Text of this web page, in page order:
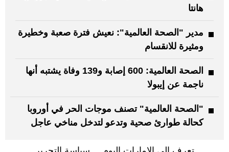
هانتا
مدير "الصحة العالمية": نعيش فترة صعبة وخطيرة
ومثيرة للانقسام
الصحة العالمية: 600 إصابة و139 وفاة يشتبه أنها
ناجمة عن إيبولا
"الصحة العالمية" تصنف موجات الحر في أوروبا
كحالة طوارئ صحية وتدعو لتدخل مناخي عاجل